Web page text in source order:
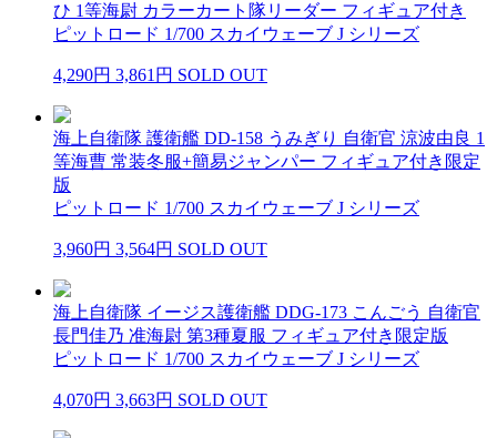
ひ 1等海尉 カラーカート隊リーダー フィギュア付き
ピットロード 1/700 スカイウェーブ J シリーズ
4,290円 3,861円 SOLD OUT
海上自衛隊 護衛艦 DD-158 うみぎり 自衛官 涼波由良 1
等海曹 常装冬服+簡易ジャンパー フィギュア付き限定
版
ピットロード 1/700 スカイウェーブ J シリーズ
3,960円 3,564円 SOLD OUT
海上自衛隊 イージス護衛艦 DDG-173 こんごう 自衛官
長門佳乃 准海尉 第3種夏服 フィギュア付き限定版
ピットロード 1/700 スカイウェーブ J シリーズ
4,070円 3,663円 SOLD OUT